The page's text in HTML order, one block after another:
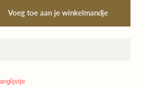
Voeg toe aan je winkelmandje